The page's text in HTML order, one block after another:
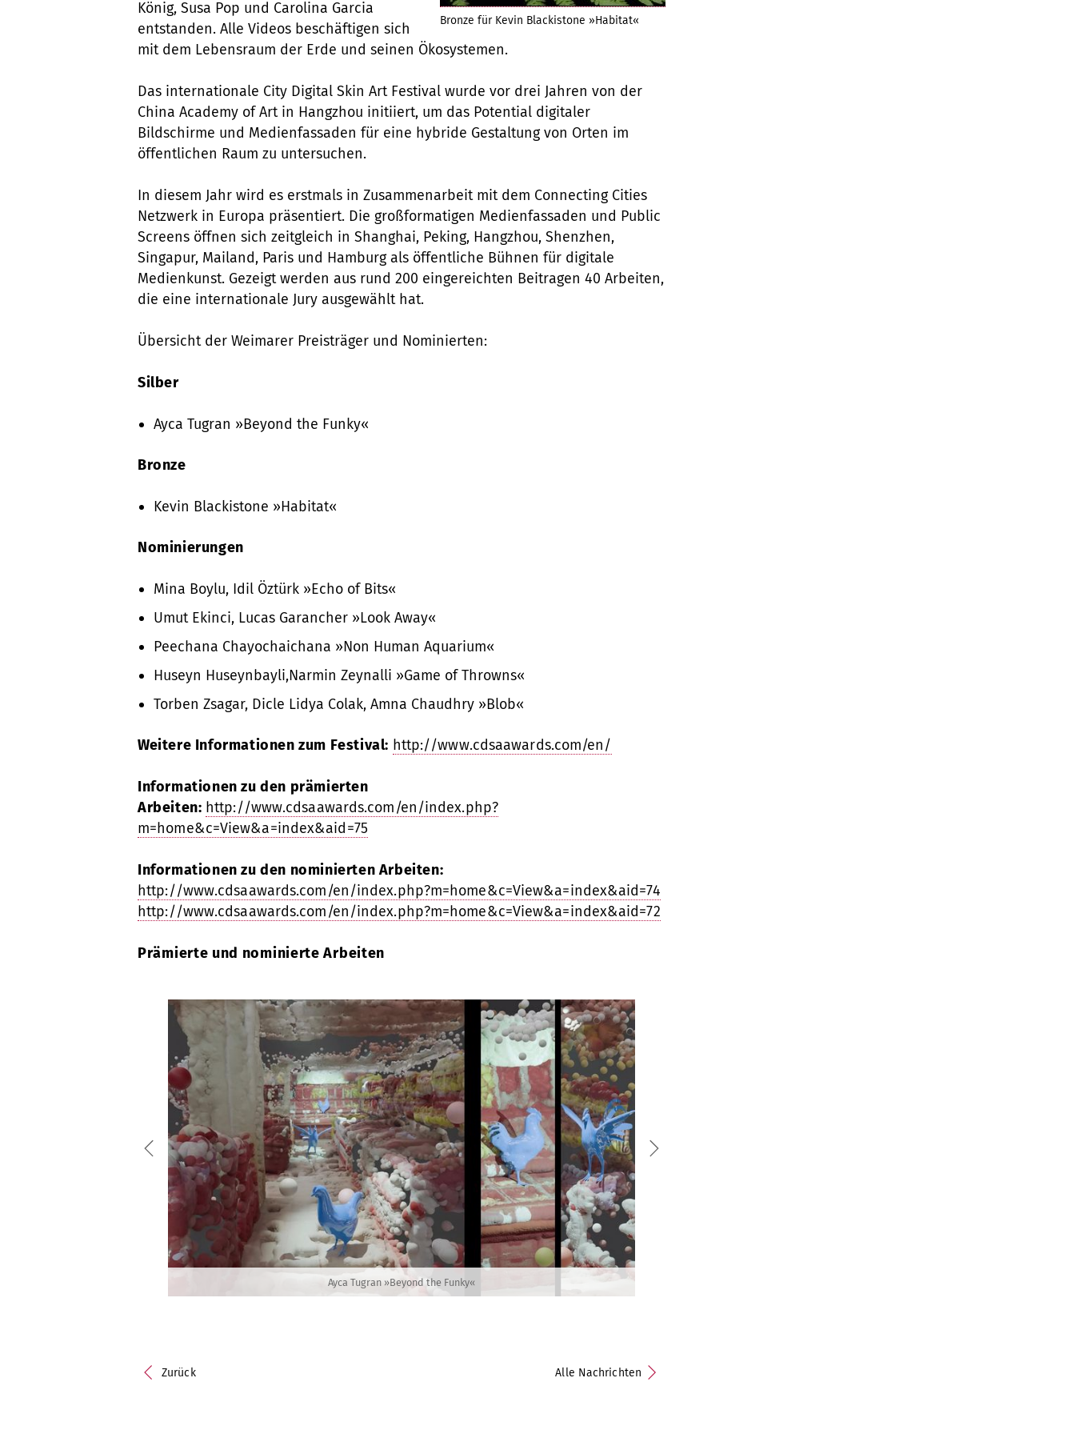
Bronze für Kevin Blackistone »Habitat«
König, Susa Pop und Carolina Garcia
entstanden. Alle Videos beschäftigen sich
mit dem Lebensraum der Erde und seinen Ökosystemen.
Das internationale City Digital Skin Art Festival wurde vor drei Jahren von der
China Academy of Art in Hangzhou initiiert, um das Potential digitaler
Bildschirme und Medienfassaden für eine hybride Gestaltung von Orten im
öffentlichen Raum zu untersuchen.
In diesem Jahr wird es erstmals in Zusammenarbeit mit dem Connecting Cities
Netzwerk in Europa präsentiert. Die großformatigen Medienfassaden und Public
Screens öffnen sich zeitgleich in Shanghai, Peking, Hangzhou, Shenzhen,
Singapur, Mailand, Paris und Hamburg als öffentliche Bühnen für digitale
Medienkunst. Gezeigt werden aus rund 200 eingereichten Beitragen 40 Arbeiten,
die eine internationale Jury ausgewählt hat.
Übersicht der Weimarer Preisträger und Nominierten:
Silber
Ayca Tugran »Beyond the Funky«
Bronze
Kevin Blackistone »Habitat«
Nominierungen
Mina Boylu, Idil Öztürk »Echo of Bits«
Umut Ekinci, Lucas Garancher »Look Away«
Peechana Chayochaichana »Non Human Aquarium«
Huseyn Huseynbayli,Narmin Zeynalli »Game of Throwns«
Torben Zsagar, Dicle Lidya Colak, Amna Chaudhry »Blob«
Weitere Informationen zum Festival: http://www.cdsaawards.com/en/
Informationen zu den prämierten
Arbeiten: http://www.cdsaawards.com/en/index.php?
m=home&c=View&a=index&aid=75
Informationen zu den nominierten Arbeiten:
http://www.cdsaawards.com/en/index.php?m=home&c=View&a=index&aid=74
http://www.cdsaawards.com/en/index.php?m=home&c=View&a=index&aid=72
Prämierte und nominierte Arbeiten
Ayca Tugran »Beyond the Funky«
Zurück Alle Nachrichten